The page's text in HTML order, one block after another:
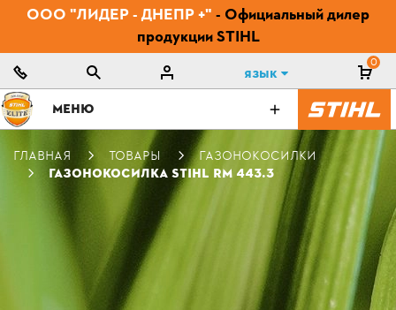
ООО "ЛИДЕР - ДНЕПР +" - Официальный дилер
продукции STIHL
Язык
0
МЕНЮ
ГЛАВНАЯ ТОВАРЫ
ГАЗОНОКОСИЛКИ
ГАЗОНОКОСИЛКА STIHL RM 443.3